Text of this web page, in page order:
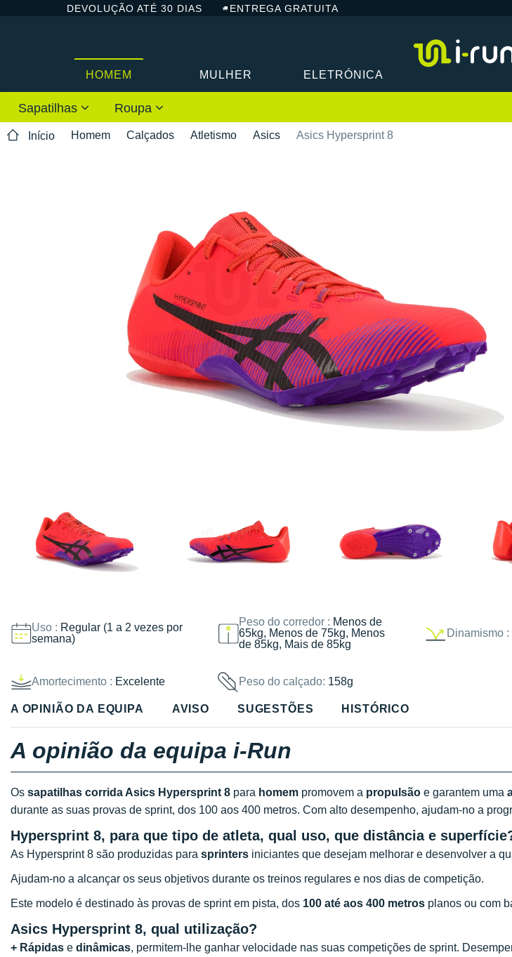
DEVOLUÇÃO ATÉ 30 DIAS ENTREGA GRATUITA
HOMEM MULHER ELETRÓNICA
Sapatilhas Roupa
Início Homem Calçados Atletismo Asics Asics Hypersprint 8
Uso : Regular (1 a 2 vezes por
semana)
Peso do corredor : Menos de
65kg, Menos de 75kg, Menos
de 85kg, Mais de 85kg
Dinamismo :
Amortecimento : Excelente Peso do calçado: 158g
A OPINIÃO DA EQUIPA AVISO SUGESTÕES HISTÓRICO
A opinião da equipa i-Run
Os sapatilhas corrida Asics Hypersprint 8 para homem promovem a propulsão e garantem uma
durante as suas provas de sprint, dos 100 aos 400 metros. Com alto desempenho, ajudam-no a
Hypersprint 8, para que tipo de atleta, qual uso, que distância e
As Hypersprint 8 são produzidas para sprinters iniciantes que desejam melhorar e desenvolver a
Ajudam-no a alcançar os seus objetivos durante os treinos regulares e nos dias de competição.
Este modelo é destinado às provas de sprint em pista, dos 100 até aos 400 metros planos ou com
Asics Hypersprint 8, qual utilização?
+ Rápidas e dinâmicas, permitem-lhe ganhar velocidade nas suas competições de sprint.